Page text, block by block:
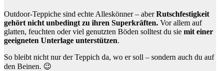
Outdoor-Teppiche sind echte Alleskönner – aberRutschfestigkeit
gehört nicht unbedingt zu ihren Superkräften. Vor allem auf
glatten, feuchten oder viel genutzten Böden solltest du sie mit einer
geeigneten Unterlage unterstützen.
So bleibt nicht nur der Teppich da, wo er soll – sondern auch du auf
den Beinen. 😉